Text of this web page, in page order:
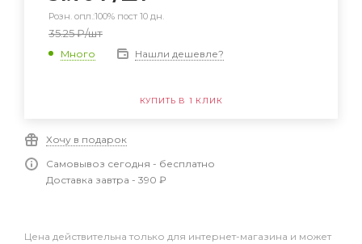
Розн. опл.:100% пост 10 дн.
35.25₽/шт
Много Нашли дешевле?
КУПИТЬ В 1 КЛИК
Хочу в подарок
Самовывоз сегодня - бесплатно
Доставка завтра - 390 ₽
Цена действительна только для интернет-магазина и может